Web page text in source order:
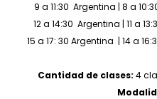
9 a 11:30 Argentina | 8 a
12 a 14:30 Argentina | 11 a
15 a 17: 30 Argentina | 14 a
Cantidad de clases: 4